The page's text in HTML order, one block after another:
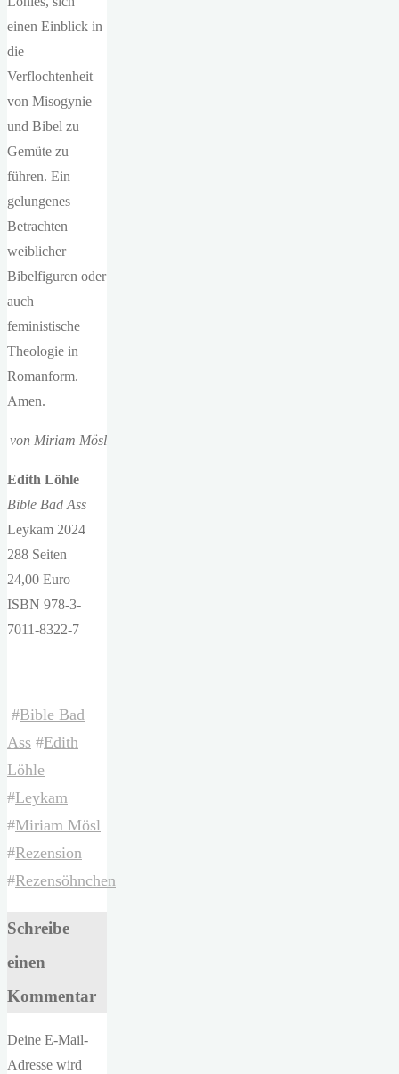
einen Einblick in
die
Verflochtenheit
von Misogynie
und Bibel zu
Gemüte zu
führen. Ein
gelungenes
Betrachten
weiblicher
Bibelfiguren oder
auch
feministische
Theologie in
Romanform.
Amen.
von Miriam Mösl
Edith Löhle
Bible Bad Ass
Leykam 2024
288 Seiten
24,00 Euro
ISBN 978-3-
7011-8322-7
#Bible Bad
Ass #Edith
Löhle
#Leykam
#Miriam Mösl
#Rezension
#Rezensöhnchen
Schreibe
einen
Kommentar
Deine E-Mail-
Adresse wird